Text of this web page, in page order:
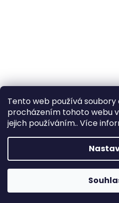
Tento web používá soubory
procházením tohoto webu
jejich používáním.. Více
Copyright 2026
Upravit